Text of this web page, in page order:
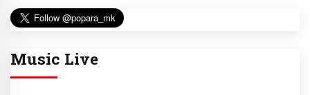
Music Live